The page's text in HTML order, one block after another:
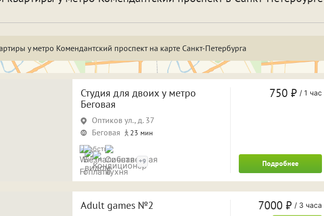
Поспать и отдохнуть
Фотосессия
На двое суток На трое суток
3 часа
4 часа 5 часов
7 часов
На ночь
у метро Комендантский проспект на карте Санкт-Петербурга
Студия для двоих у метро
Беговая
Оптиков ул., д. 37
Беговая
23 мин
Удобства
+9
750 ₽ / 1 час
Подробнее
Adult games №2 7000 ₽ / 3 часа